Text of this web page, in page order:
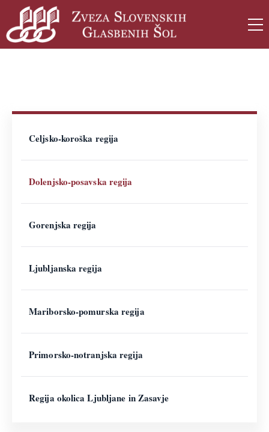
Celjsko-koroška regija
Dolenjsko-posavska regija
Gorenjska regija
Ljubljanska regija
Mariborsko-pomurska regija
Primorsko-notranjska regija
Regija okolica Ljubljane in Zasavje